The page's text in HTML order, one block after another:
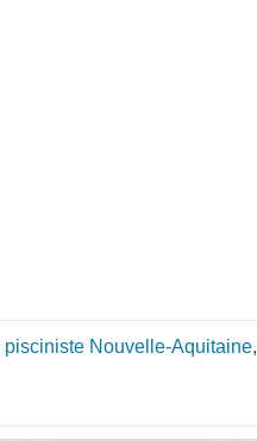
pisciniste Nouvelle-Aquitaine,